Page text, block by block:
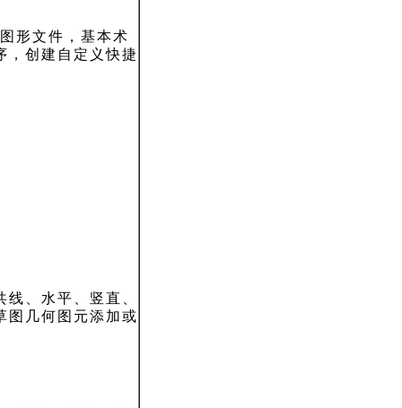
形文件，基本术
，创建自定义快捷
、水平、竖直、
图几何图元添加或